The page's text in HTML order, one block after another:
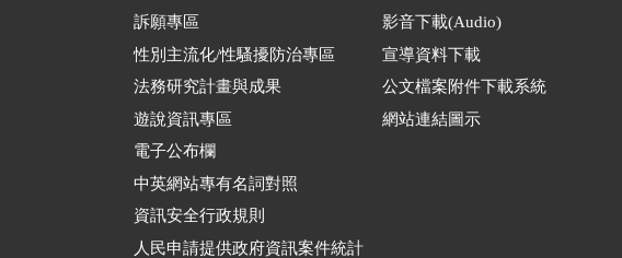
訴願專區
性別主流化/性騷擾防治專區
法務研究計畫與成果
遊說資訊專區
電子公布欄
中英網站專有名詞對照
資訊安全行政規則
人民申請提供政府資訊案件統計
影音下載(Audio)
宣導資料下載
公文檔案附件下載系統
網站連結圖示